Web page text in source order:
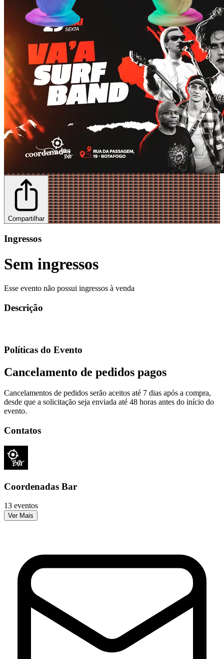
Compartilhar
Ingressos
Sem ingressos
Esse evento não possui ingressos à venda
Descrição
Políticas do Evento
Cancelamento de pedidos pagos
Cancelamentos de pedidos serão aceitos até 7 dias após a compra,
desde que a solicitação seja enviada até 48 horas antes do início do
evento.
Contatos
Coordenadas Bar
13 eventos
Ver Mais